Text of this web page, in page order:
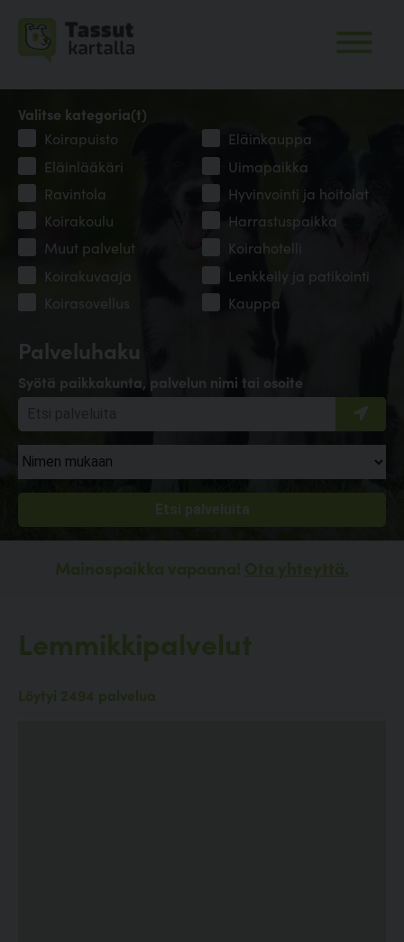
Palveluhaku
Syötä paikkakunta, palvelun nimi tai osoite
Valitse kategoria(t)
Koirapuisto
Eläinkauppa
Eläinlääkäri
Uimapaikka
Ravintola
Hyvinvointi ja hoitolat
Koirakoulu
Harrastuspaikka
Muut palvelut
Koirahotelli
Koirakuvaaja
Lenkkeily ja patikointi
Koirasovellus
Kauppa
Mainospaikka vapaana! Ota yhteyttä.
Lemmikkipalvelut
Löytyi 2494 palvelua